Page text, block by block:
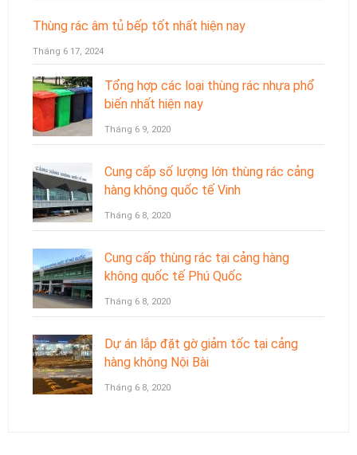
Thùng rác âm tủ bếp tốt nhất hiện nay
Tháng 6 17, 2024
Tổng hợp các loại thùng rác nhựa phổ
biến nhất hiện nay
Tháng 6 9, 2020
Cung cấp số lượng lớn thùng rác cảng
hàng không quốc tế Vinh
Tháng 6 8, 2020
Cung cấp thùng rác tại cảng hàng
không quốc tế Phú Quốc
Tháng 6 8, 2020
Dự án lắp đặt gờ giảm tốc tại cảng
hàng không Nội Bài
Tháng 6 8, 2020